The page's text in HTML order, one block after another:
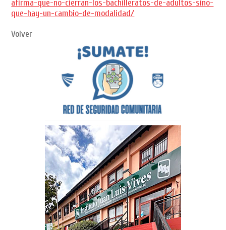
afirma-que-no-cierran-los-bachilleratos-de-adultos-sino-
que-hay-un-cambio-de-modalidad/
Volver